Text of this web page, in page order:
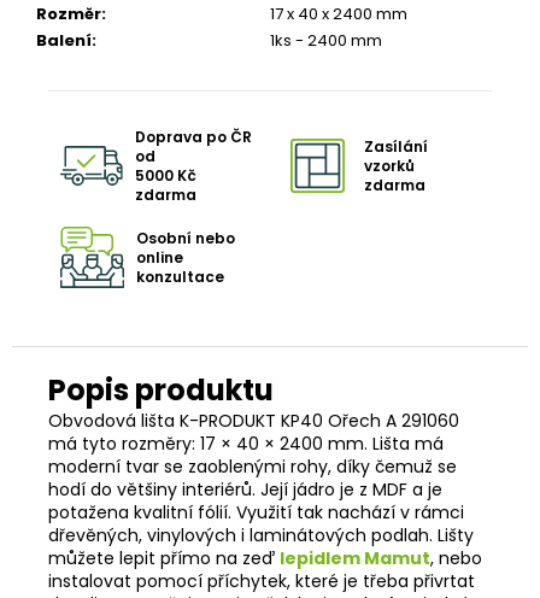
Rozměr:
17 x 40 x 2400 mm
Balení: 1ks - 2400 mm
Doprava po ČR
od
5000 Kč
zdarma
Zasílání
vzorků
zdarma
Osobní nebo
online
konzultace
Obvodová lišta K-PRODUKT KP40 Ořech A 291060
má tyto rozměry: 17 × 40 × 2400 mm. Lišta má
moderní tvar se zaoblenými rohy, díky čemuž se
hodí do většiny interiérů. Její jádro je z MDF a je
potažena kvalitní fólií. Využití tak nachází v rámci
dřevěných, vinylových i laminátových podlah. Lišty
můžete lepit přímo na zeď lepidlem Mamut, nebo
instalovat pomocí příchytek, které je třeba přivrtat
e
m
DŘEVĚNÁ
PODLAHA
CLICK
Původně:
803